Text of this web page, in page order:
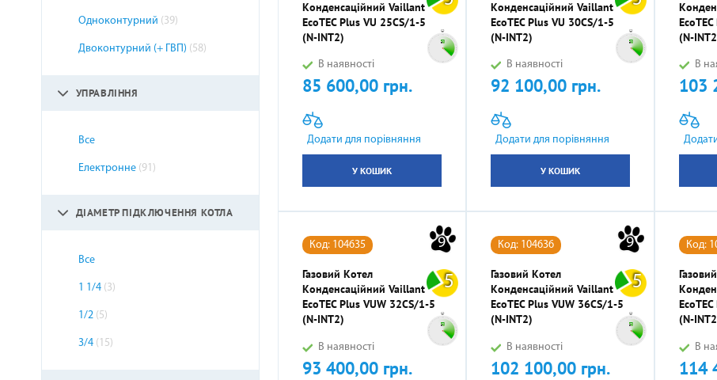
Одноконтурний (39)
Двоконтурний (+ ГВП) (58)
УПРАВЛІННЯ
Все
Електронне (91)
ДІАМЕТР ПІДКЛЮЧЕННЯ КОТЛА
Все
1 1/4 (3)
1/2 (5)
3/4 (15)
Конденсаційний Vaillant
EcoTEC Plus VU 25CS/1-5
(N-INT2)
В наявності
Ціна
85 600,00 грн.
Додати для порівняння
У КОШИК
Конденсаційний Vaillant
EcoTEC Plus VU 30CS/1-5
(N-INT2)
В наявності
Ціна
92 100,00 грн.
Додати для порівняння
У КОШИК
(N-
В
Ціна
103
9
5
Код: 104635
Газовий Котел
Конденсаційний Vaillant
EcoTEC Plus VUW 32CS/1-5
(N-INT2)
В наявності
Ціна
93 400,00 грн.
9
5
Код: 104636
Газовий Котел
Конденсаційний Vaillant
EcoTEC Plus VUW 36CS/1-5
(N-INT2)
В наявності
Ціна
102 100,00 грн.
Код:
(N-
В
Ціна
114